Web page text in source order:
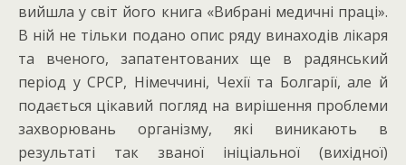
вийшла у світ його книга «Вибрані медичні праці».
В ній не тільки подано опис ряду винаходів лікаря
та вченого, запатентованих ще в радянський
період у СРСР, Німеччині, Чехії та Болгарії, але й
подається цікавий погляд на вирішення проблеми
захворювань організму, які виникають в
результаті так званої ініціальної (вихідної)